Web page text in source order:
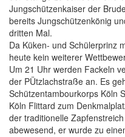
Jungschützenkaiser der
bereits Jungschützenkönig
dritten Mal.
Da Küken- und Schülerprinz
heute kein weiterer
Um 21 Uhr werden Fackeln
der PÜtzlachstraße an. Es
Schützentambourkorps Köln
Köln Flittard zum
der traditionelle
abewesend, er wurde zu